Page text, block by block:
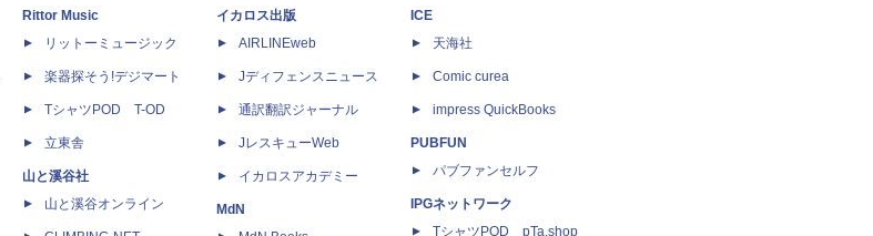
Rittor Music
リットーミュージック
楽器探そう!デジマート
TシャツPOD T-OD
立東舎
山と溪谷社
山と溪谷オンライン
イカロス出版
AIRLINEweb
Jディフェンスニュース
通訳翻訳ジャーナル
JレスキューWeb
イカロスアカデミー
MdN
ICE
天海社
Comic curea
impress QuickBooks
PUBFUN
パブファンセルフ
IPGネットワーク
TシャツPOD pTa.shop